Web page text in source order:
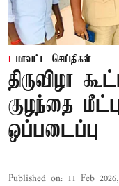
மாவட்ட செய்திகள்
திருவிழா
குழந்தை
ஒப்படைப்பு
Published on: 11 Feb